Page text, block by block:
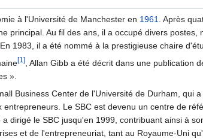
à l'Université de Manchester en 1961. Après
principal. Au fil des ans, il a occupé divers
1983, il a été nommé à la prestigieuse chaire
[1], Allan Gibb a été décrit dans une publication
».
Business Center de l'Université de Durham, qui
Le SBC est devenu un centre de
dirigé le SBC jusqu'en 1999, contribuant ainsi à
et de l'entrepreneuriat, tant au Royaume-Uni